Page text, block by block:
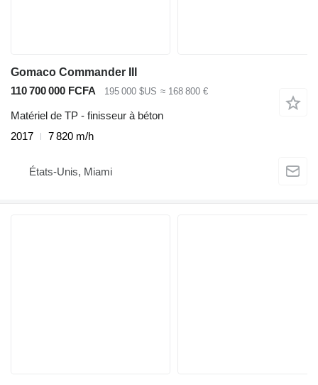
Gomaco Commander III
110 700 000 FCFA
195 000 $US ≈ 168 800 €
Matériel de TP - finisseur à béton
2017
7 820 m/h
États-Unis, Miami